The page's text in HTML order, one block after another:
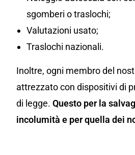
sgomberi o traslochi;
Valutazioni usato;
Traslochi nazionali.
Inoltre, ogni membro del
attrezzato con dispositivi di
di legge. Questo per la
incolumità e per quella dei